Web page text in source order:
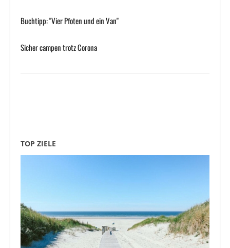
Buchtipp: "Vier Pfoten und ein Van"
Sicher campen trotz Corona
TOP ZIELE